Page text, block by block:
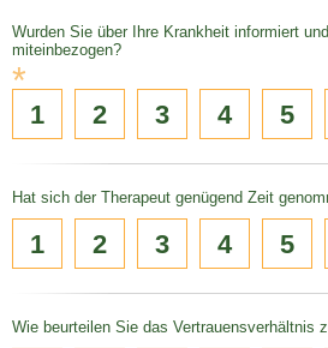
Wurden Sie über Ihre Krankheit informiert
miteinbezogen?
*
1 2 3 4 5
Hat sich der Therapeut genügend Zeit
1 2 3 4 5
Wie beurteilen Sie das Vertrauensverhältnis